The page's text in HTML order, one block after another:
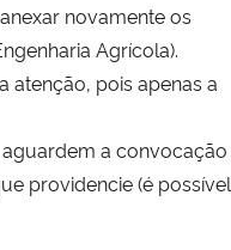
novamente os
Agrícola).
atenção, pois apenas a
a convocação
providencie (é possível